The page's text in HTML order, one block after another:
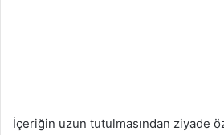
İçeriğin uzun tutulmasından ziyade